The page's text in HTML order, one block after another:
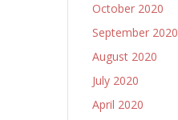
October 2020
September 2020
August 2020
July 2020
April 2020